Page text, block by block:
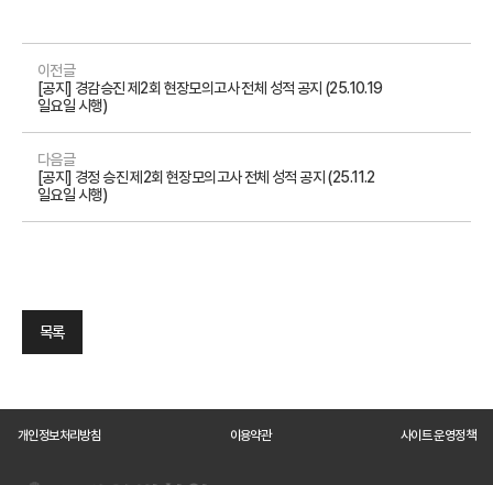
이전글
[공지] 경감승진 제2회 현장모의고사 전체 성적 공지 (25.10.19
일요일 시행)
다음글
[공지] 경정 승진 제2회 현장모의고사 전체 성적 공지 (25.11.2
일요일 시행)
목록
개인정보처리방침 이용약관 사이트 운영정책